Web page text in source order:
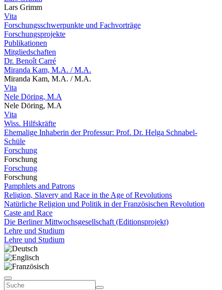
Lars Grimm
Vita
Forschungsschwerpunkte und Fachvorträge
Forschungsprojekte
Publikationen
Mitgliedschaften
Dr. Benoît Carré
Miranda Kam, M.A. / M.A.
Miranda Kam, M.A. / M.A.
Vita
Nele Döring, M.A
Nele Döring, M.A
Vita
Wiss. Hilfskräfte
Ehemalige Inhaberin der Professur: Prof. Dr. Helga Schnabel-
Schüle
Forschung
Forschung
Forschung
Forschung
Pamphlets and Patrons
Religion, Slavery and Race in the Age of Revolutions
Natürliche Religion und Politik in der Französischen Revolution
Caste and Race
Die Berliner Mittwochsgesellschaft (Editionsprojekt)
Lehre und Studium
Lehre und Studium